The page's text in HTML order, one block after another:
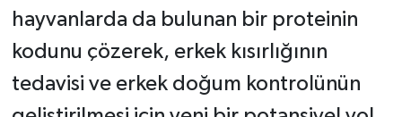
hayvanlarda da bulunan bir proteinin
kodunu çözerek, erkek kısırlığının
tedavisi ve erkek doğum kontrolünün